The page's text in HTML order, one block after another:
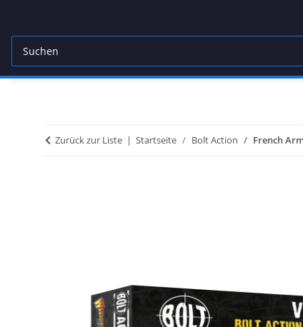
Zurück zur Liste Startseite Bolt Action French